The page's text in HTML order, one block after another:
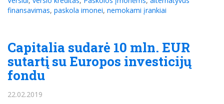
finansavimas, paskola imonei, nemokami įrankiai
Capitalia sudarė 10 mln. EUR
sutartį su Europos investicijų
fondu
22.02.2019